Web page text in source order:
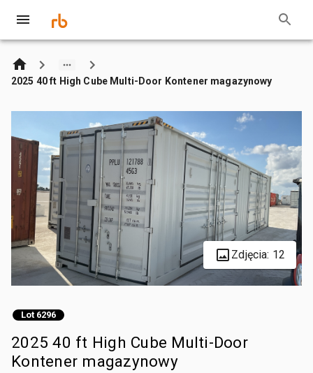
2025 40 ft High Cube Multi-Door Kontener magazynowy
Zdjęcia: 12
Lot 6296
2025 40 ft High Cube Multi-Door
Kontener magazynowy